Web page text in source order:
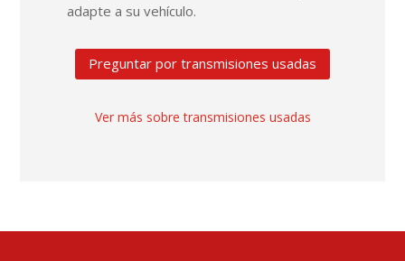
adapte a su vehículo.
Preguntar por transmisiones usadas
Ver más sobre transmisiones usadas